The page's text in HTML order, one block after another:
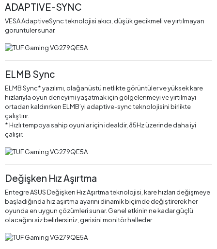
ADAPTIVE-SYNC
VESA AdaptiveSync teknolojisi akıcı, düşük gecikmeli ve yırtılmayan
görüntüler sunar.
ELMB Sync
ELMB Sync* yazılımı, olağanüstü netlikte görüntüler ve yüksek kare
hızlarıyla oyun deneyimi yaşatmak için gölgelenmeyi ve yırtılmayı
ortadan kaldırırken ELMB’yi adaptive-sync teknolojisini birlikte
çalıştırır.
* Hızlı tempoya sahip oyunlar için idealdir, 85Hz üzerinde daha iyi
çalışır.
Değişken Hız Aşırtma
Entegre ASUS Değişken Hız Aşırtma teknolojisi, kare hızları değişmeye
başladığında hız aşırtma ayarını dinamik biçimde değiştirerek her
oyunda en uygun çözümleri sunar. Genel etkinin ne kadar güçlü
olacağını siz belirlersiniz, gerisini monitör halleder.